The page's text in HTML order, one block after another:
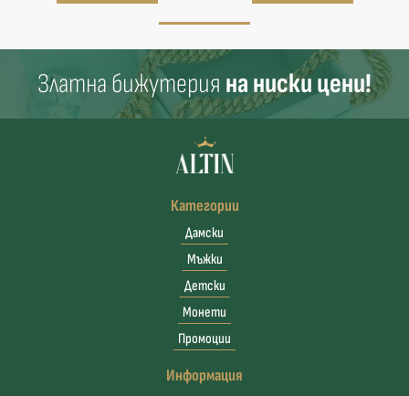
Златна бижутерия на ниски цени!
Категории
Дамски
Мъжки
Детски
Монети
Промоции
Информация